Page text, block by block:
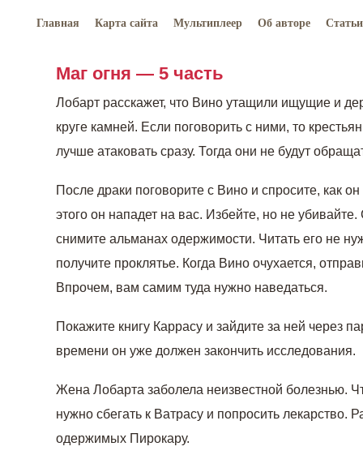
Главная Карта сайта Мультиплеер Об авторе Статьи
Маг огня — 5 часть
Лобарт расскажет, что Вино утащили ищущие и
круге камней. Если поговорить с ними, то
лучше атаковать сразу. Тогда они не будут
После драки поговорите с Вино и спросите, как он
этого он нападет на вас. Избейте, но не убивайте.
снимите альманах одержимости. Читать его не
получите проклятье. Когда Вино очухается,
Впрочем, вам самим туда нужно наведаться.
Покажите книгу Каррасу и зайдите за ней через
времени он уже должен закончить исследования.
Жена Лобарта заболела неизвестной болезнью.
нужно сбегать к Ватрасу и попросить лекарство.
одержимых Пирокару.